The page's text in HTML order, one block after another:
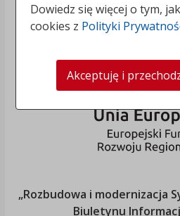
„Rozbudowa i modernizacja
Biuletynu
Dowiedz się więcej o tym,
cookies z Polityki
Akceptuję i